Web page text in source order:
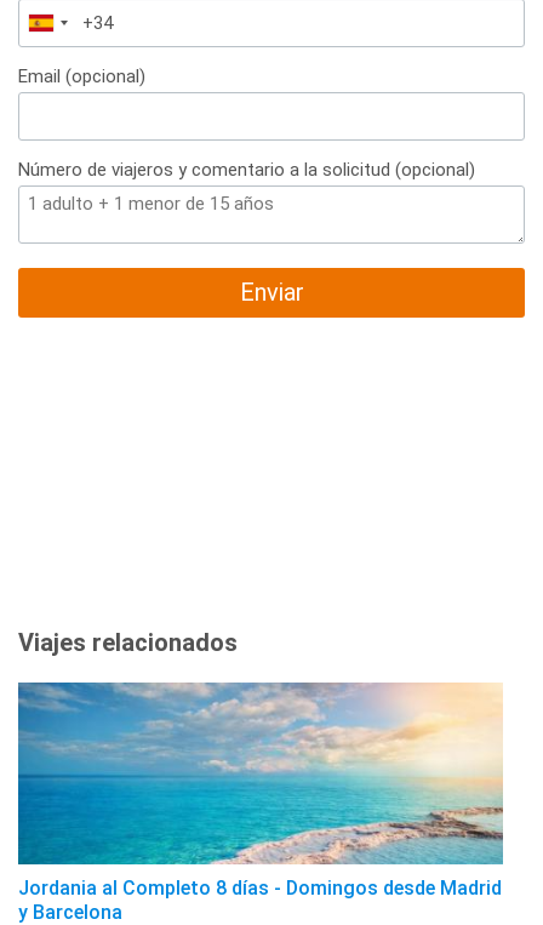
España
+34
Email (opcional)
Número de viajeros y comentario a la solicitud (opcional)
Enviar
Viajes relacionados
Jordania al Completo 8 días - Domingos desde Madrid
y Barcelona